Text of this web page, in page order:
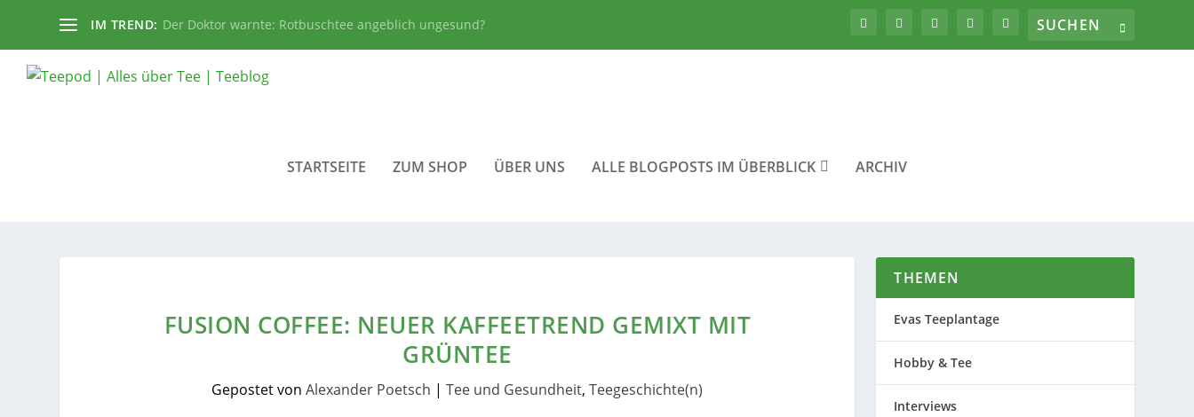
IM TREND: Der Doktor warnte: Rotbuschtee angeblich ungesund?
STARTSEITE ZUM SHOP ÜBER UNS ALLE BLOGPOSTS IM ÜBERBLICK ARCHIV
FUSION COFFEE: NEUER KAFFEETREND GEMIXT MIT
GRÜNTEE
Gepostet vonAlexander Poetsch |Tee und Gesundheit,Teegeschichte(n)
THEMEN
Evas Teeplantage
Hobby & Tee
Interviews